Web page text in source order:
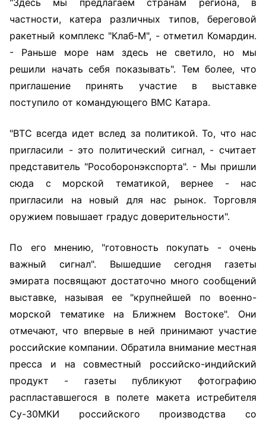
"Здесь мы предлагаем странам региона, в
частности, катера различных типов, береговой
ракетный комплекс "Клаб-М", - отметил Комардин.
- Раньше море нам здесь не светило, но мы
решили начать себя показывать". Тем более, что
приглашение принять участие в выставке
поступило от командующего ВМС Катара.
"ВТС всегда идет вслед за политикой. То, что нас
пригласили - это политический сигнал, - считает
представитель "Рособоронэкспорта". - Мы пришли
сюда с морской тематикой, вернее - нас
пригласили на новый для нас рынок. Торговля
оружием повышает градус доверительности".
По его мнению, "готовность покупать - очень
важный сигнал". Вышедшие сегодня газеты
эмирата посвящают достаточно много сообщений
выставке, называя ее "крупнейшей по военно-
морской тематике на Ближнем Востоке". Они
отмечают, что впервые в ней принимают участие
российские компании. Обратила внимание местная
пресса и на совместный российско-индийский
продукт - газеты публикуют фотографию
распластавшегося в полете макета истребителя
Су-30МКИ российского производства со